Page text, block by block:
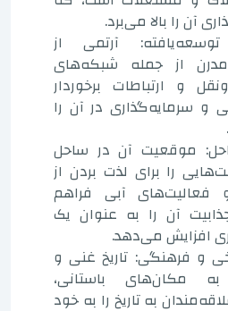
آن را بالا می‌برد.
آرتمی از
از جمله شبکه‌های
و ارتباطات برخوردار
و سرمایه‌گذاری در آن را
موقعیت آن در ساحل
را برای لذت بردن از
فعالیت‌های آبی فراهم
آن را به عنوان یک
افزایش می‌دهد.
و فرهنگی: تاریخ غنی و
مکان‌های باستانی،
به تاریخ را به خود